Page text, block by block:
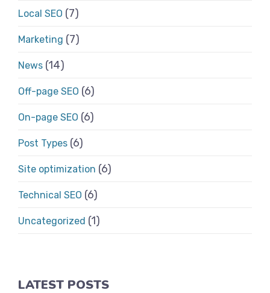
Local SEO (7)
Marketing (7)
News (14)
Off-page SEO (6)
On-page SEO (6)
Post Types (6)
Site optimization (6)
Technical SEO (6)
Uncategorized (1)
LATEST POSTS